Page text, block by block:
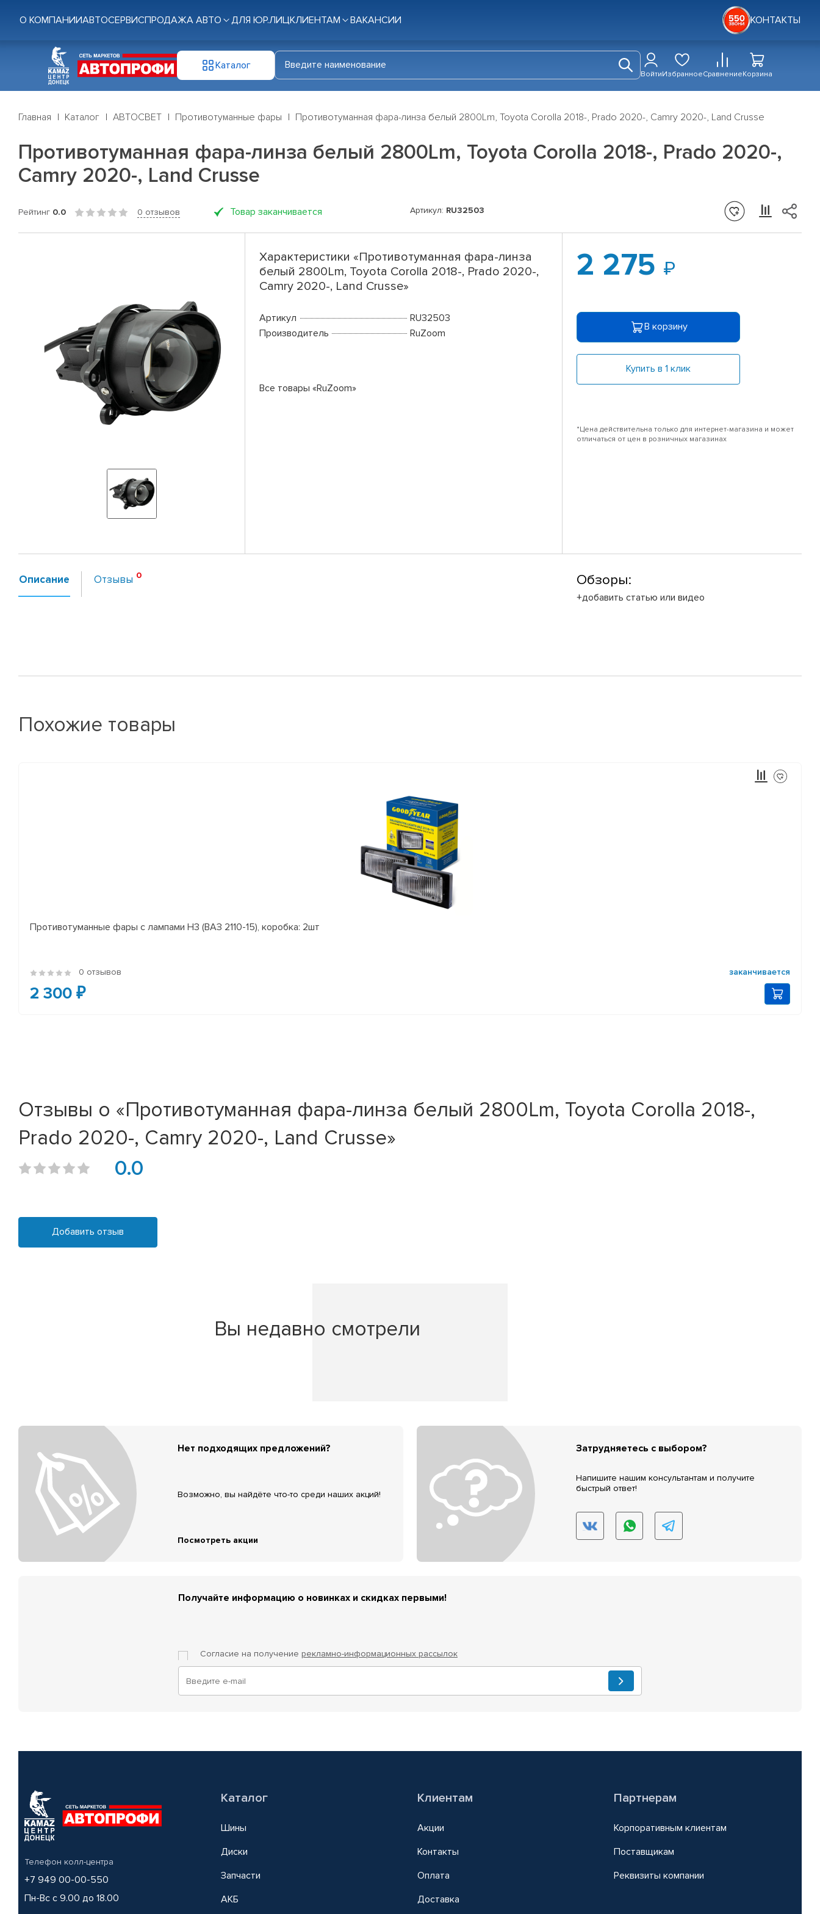
О КОМПАНИИАВТОСЕРВИСПРОДАЖА АВТО ДЛЯ ЮР.ЛИЦКЛИЕНТАМ ВАКАНСИИ КОНТАКТЫ
Каталог
ВойтиИзбранноеСравнениеКорзина
Главная Каталог АВТОСВЕТ Противотуманные фары Противотуманная фара-линза белый 2800Lm, Toyota Corolla 2018-, Prado 2020-, Camry 2020-, Land Crusse
Противотуманная фара-линза белый 2800Lm, Toyota Corolla 2018-, Prado 2020-,
Camry 2020-, Land Crusse
Рейтинг 0.0 0 отзывов Товар заканчивается Артикул: RU32503
Характеристики «Противотуманная фара-линза
белый 2800Lm, Toyota Corolla 2018-, Prado 2020-,
Camry 2020-, Land Crusse»
Артикул
RU32503
Производитель
RuZoom
Все товары «RuZoom»
2 275
В корзину
Купить в 1 клик
*Цена действительна только для интернет-магазина и может
отличаться от цен в розничных магазинах
Описание Отзывы Обзоры:
+добавить статью или видео
Похожие товары
Противотуманные фары с лампами H3 (ВАЗ 2110-15), коробка: 2шт
0 отзывов заканчивается
2 300 ₽
Отзывы о «Противотуманная фара-линза белый 2800Lm, Toyota Corolla 2018-,
Prado 2020-, Camry 2020-, Land Crusse»
0.0
Добавить отзыв
Вы недавно смотрели
Нет подходящих предложений?
Возможно, вы найдёте что-то среди наших акций!
Посмотреть акции
Затрудняетесь с выбором?
Напишите нашим консультантам и получите
быстрый ответ!
Получайте информацию о новинках и скидках первыми!
Согласие на получение рекламно-информационных рассылок
Телефон колл-центра
+7 949 00-00-550
Пн-Вс с 9.00 до 18.00
Каталог
Шины
Диски
Запчасти
АКБ
Клиентам
Акции
Контакты
Оплата
Доставка
Партнерам
Корпоративным клиентам
Поставщикам
Реквизиты компании